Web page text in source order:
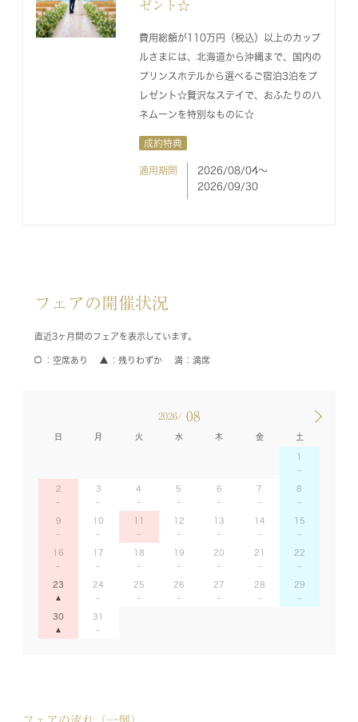
ゼント☆
費用総額が110万円（税込）以上のカップ
ルさまには、北海道から沖縄まで、国内の
プリンスホテルから選べるご宿泊3泊をプ
レゼント☆贅沢なステイで、おふたりのハ
ネムーンを特別なものに☆
成約特典
適用期間
2026/08/04〜
2026/09/30
フェアの開催状況
直近3ヶ月間のフェアを表示しています。
空席あり 残りわずか 満席
2026/ 08
日 月 火 水 木 金 土
1
2 3 4 5 6 7 8
9 10 11 12 13 14 15
16 17 18 19 20 21 22
23 24 25 26 27 28 29
30 31